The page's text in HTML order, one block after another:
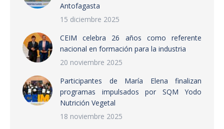
Antofagasta
15 diciembre 2025
CEIM celebra 26 años como referente
nacional en formación para la industria
20 noviembre 2025
Participantes de María Elena finalizan
programas impulsados por SQM Yodo
Nutrición Vegetal
18 noviembre 2025